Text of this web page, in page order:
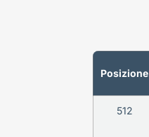
Posizione
512